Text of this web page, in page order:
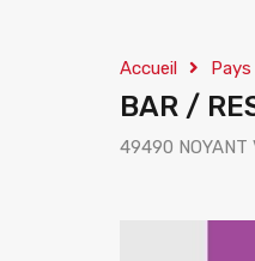
Accueil
BAR /
49490 NOYANT